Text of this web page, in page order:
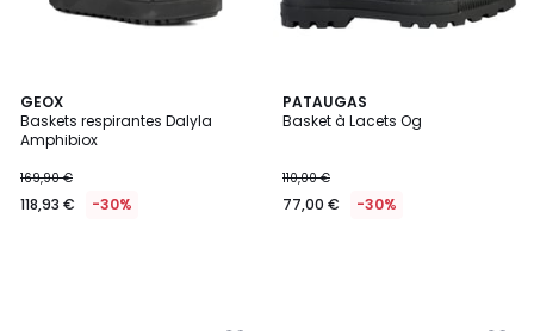
GEOX
Baskets respirantes Dalyla
Amphibiox
169,90 €
118,93 € -30%
PATAUGAS
Basket à Lacets Og
110,00 €
77,00 € -30%